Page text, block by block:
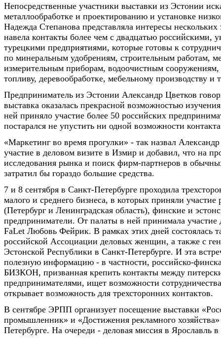
Непосредственные участники выставки из Эстонии
металлообработке и проектированию и установке
Надежда Степанова представляла интересы
навела контакты более чем с двадцатью российскими,
турецкими предприятиями, которые готовы к
по минеральным удобрениям, строительным работам,
измерительным приборам, водоочистным сооружениям,
топливу, деревообработке, мебельному производству и
Предприниматель из Эстонии Александр Цветков
выставка оказалась прекрасной возможностью
ней приняло участие более 50 российских
постарался не упустить ни одной возможности
«Маркетинг во время прогулки» - так назвал
участие в деловом визите в Измир и добавил, что на
исследования рынка и поиск фирм-партнеров в
затратил бы гораздо большие средства.
7 и 8 сентября в Санкт-Петербурге проходила
малого и среднего бизнеса, в которых приняли участие
(Петербург и Ленинградская область), финские и
предприниматели. От палаты в ней принимала
FaLet Любовь Фейрик. В рамках этих дней состоялась
российской Ассоциации деловых женщин, а также с
Эстонской Республики в Санкт-Петербурге. И эта
полезную информацию - в частности, российско-
БИЗКОН, призванная крепить контакты между
предпринимателями, ищет возможности
открывает возможность для трехсторонних контактов.
В сентябре ЭРПП организует посещение выставки
промышленник» и «Достижения рекламного
Петербурге. На очереди - деловая миссия в Ярославль в